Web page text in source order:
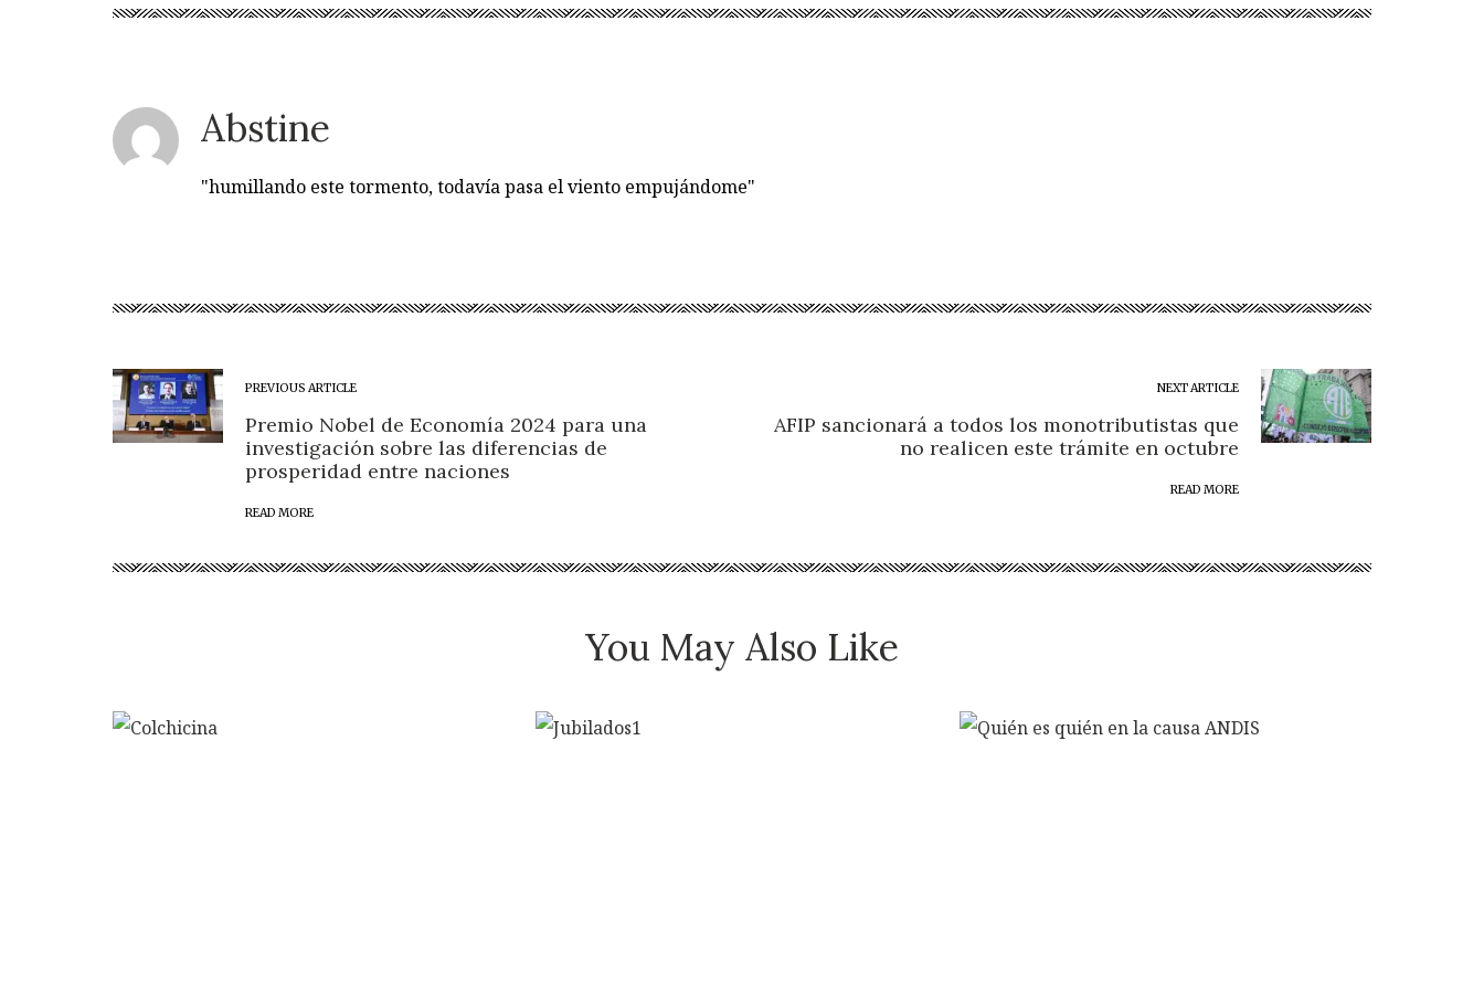
Abstine
"humillando este tormento, todavía pasa el viento empujándome"
PREVIOUS ARTICLE
Premio Nobel de Economía 2024 para una
investigación sobre las diferencias de
prosperidad entre naciones
READ MORE
NEXT ARTICLE
AFIP sancionará a todos los monotributistas que
no realicen este trámite en octubre
READ MORE
You May Also Like